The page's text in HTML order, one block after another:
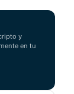
y
en tu